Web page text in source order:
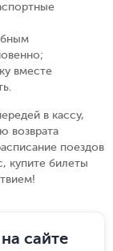
;
вместе
.
в кассу,
возврата
поездов
купите билеты
сайте